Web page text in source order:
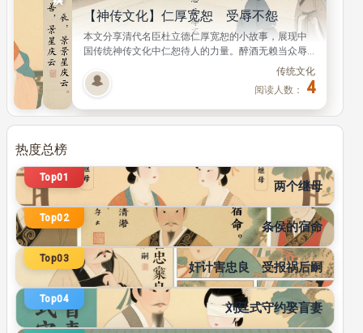
两个继母
不少文艺作品里继母都是负面形象，我国历史上却有
两位贤德继母，用仁爱德行对待继子，留下了感人的
佳话。 文章借古喻今，反思了现代家庭教育重名利轻
德育的普遍问题，引人深思。 正文 很多中外虚构故事
中，继母总以负面形象出场。比如童话故事《白雪公
主》里，白雪公主的继母嫉妒她的美貌，一心想除掉
她；唐代笔记小说《酉阳杂俎》中，女主角叶限也经
继母，下面就讲两则真实的历史故事。 穆姜：以义导
子，助继子迁善 据《后汉书》记载，汉代贤母穆姜，
是安众令程文矩的续弦。 穆姜自己生了两个儿子，程
文矩的前妻留下四个儿子。这四个继子一开始非常不
接受她，还常常憎恨诋毁穆姜，可穆姜始终以慈爱仁
厚的态度尽心抚育他们，衣食供
11
传统文化
读
人
数：
4
热度总榜
Top01
两个继母
传统文化
阅读人数： 150
Top02
条侯的宿命
传统文化
阅读人数： 110
Top03
奸计害忠良 受报祸后嗣
传统文化
阅读人数： 102
Top04
刘廷式守约娶盲妻
传统文化
阅读人数： 94